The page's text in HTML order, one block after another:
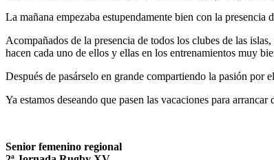
La mañana empezaba estupendamente bien con la
Acompañados de la presencia de todos los clubes de las
hacen cada uno de ellos y ellas en los entrenamientos muy
Después de pasárselo en grande compartiendo la pasión
Ya estamos deseando que pasen las vacaciones para
Senior femenino regional